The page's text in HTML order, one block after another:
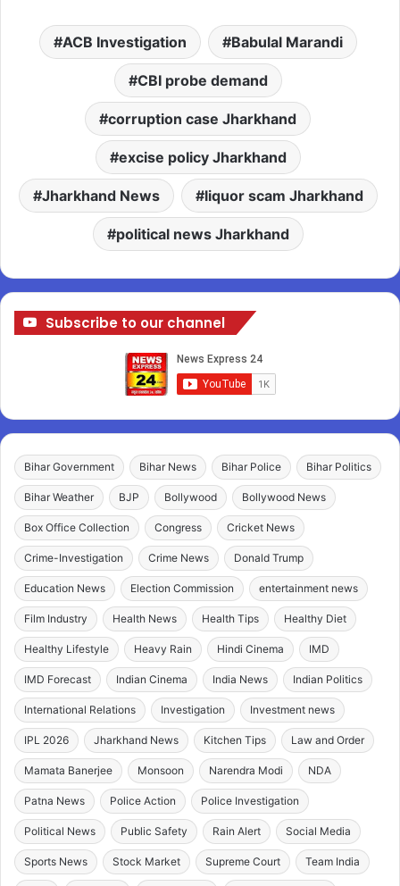
ACB Investigation Babulal Marandi
CBI probe demand
corruption case Jharkhand
excise policy Jharkhand
Jharkhand News liquor scam Jharkhand
political news Jharkhand
Subscribe to our channel
Bihar Government Bihar News Bihar Police Bihar Politics
Bihar Weather BJP Bollywood Bollywood News
Box Office Collection Congress Cricket News
Crime-Investigation Crime News Donald Trump
Education News Election Commission entertainment news
Film Industry Health News Health Tips Healthy Diet
Healthy Lifestyle Heavy Rain Hindi Cinema IMD
IMD Forecast Indian Cinema India News Indian Politics
International Relations Investigation Investment news
IPL 2026 Jharkhand News Kitchen Tips Law and Order
Mamata Banerjee Monsoon Narendra Modi NDA
Patna News Police Action Police Investigation
Political News Public Safety Rain Alert Social Media
Sports News Stock Market Supreme Court Team India